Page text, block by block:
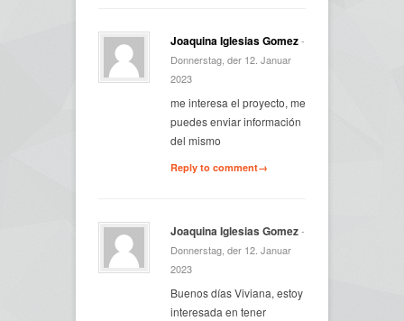
Joaquina Iglesias Gomez-
Donnerstag, der 12. Januar
2023
me interesa el proyecto, me
puedes enviar información
del mismo
Reply to comment→
Joaquina Iglesias Gomez-
Donnerstag, der 12. Januar
2023
Buenos días Viviana, estoy
interesada en tener